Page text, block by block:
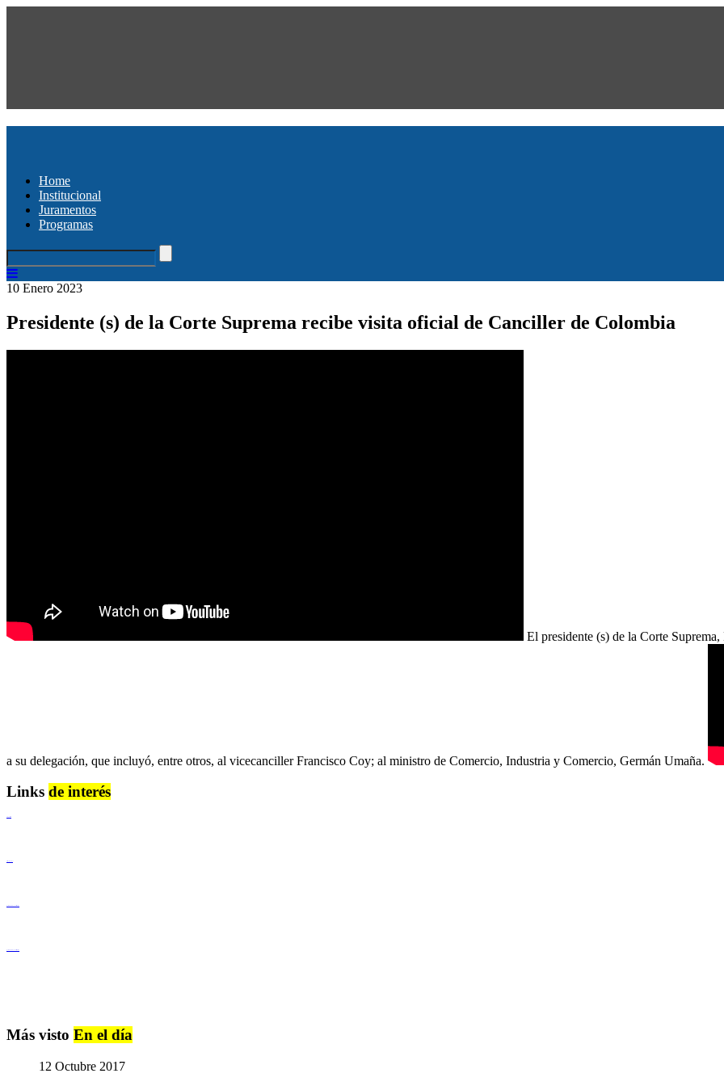
Home
Institucional
Juramentos
Programas
10 Enero 2023
Presidente (s) de la Corte Suprema recibe visita oficial de Canciller de Colombia
El presidente (s) de la Corte
a su delegación, que incluyó, entre otros, al vicecanciller Francisco Coy; al ministro de Comercio, Industria y Comercio, Germán Umaña.
Links de interés
Más visto En el día
12 Octubre 2017